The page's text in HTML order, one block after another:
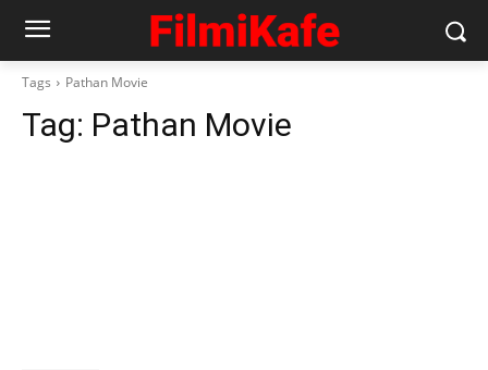
Tags Pathan Movie
Tag: Pathan Movie